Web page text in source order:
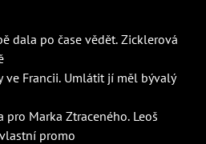
dala po čase vědět. Zicklerová
ve Francii. Umlátit jí měl bývalý
Marka Ztraceného. Leoš
promo